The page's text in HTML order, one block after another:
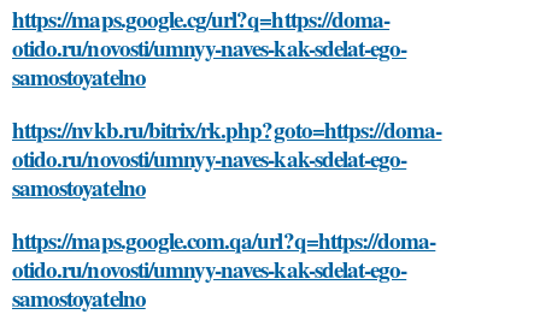
https://maps.google.cg/url?q=https://doma-
otido.ru/novosti/umnyy-naves-kak-sdelat-ego-
samostoyatelno
https://nvkb.ru/bitrix/rk.php?goto=https://doma-
otido.ru/novosti/umnyy-naves-kak-sdelat-ego-
samostoyatelno
https://maps.google.com.qa/url?q=https://doma-
otido.ru/novosti/umnyy-naves-kak-sdelat-ego-
samostoyatelno